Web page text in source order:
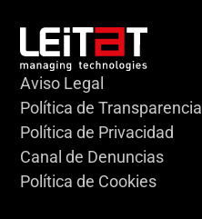
Aviso Legal
Política de Transparencia
Política de Privacidad
Canal de Denuncias
Política de Cookies